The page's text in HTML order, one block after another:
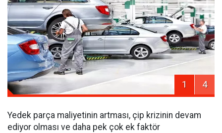
1 4
Yedek parça maliyetinin artması, çip krizinin devam
ediyor olması ve daha pek çok ek faktör